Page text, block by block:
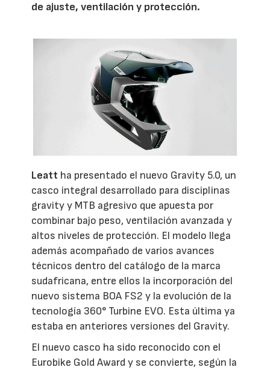
de ajuste, ventilación y protección.
Leatt ha presentado el nuevo Gravity 5.0, un
casco integral desarrollado para disciplinas
gravity y MTB agresivo que apuesta por
combinar bajo peso, ventilación avanzada y
altos niveles de protección. El modelo llega
además acompañado de varios avances
técnicos dentro del catálogo de la marca
sudafricana, entre ellos la incorporación del
nuevo sistema BOA FS2 y la evolución de la
tecnología 360° Turbine EVO. Esta última ya
estaba en anteriores versiones del Gravity.
El nuevo casco ha sido reconocido con el
Eurobike Gold Award y se convierte, según la